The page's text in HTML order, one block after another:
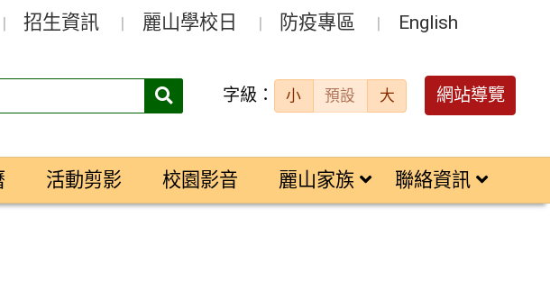
招生資訊 麗山學校日 防疫專區 English
搜
字級： 小 預設 大 網站導覽
活動剪影 校園影音 麗山家族 聯絡資訊